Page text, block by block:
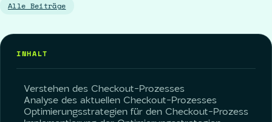
Alle Beiträge
INHALT
Verstehen des Checkout-Prozesses
Analyse des aktuellen Checkout-Prozesses
Optimierungsstrategien für den Checkout-Prozess